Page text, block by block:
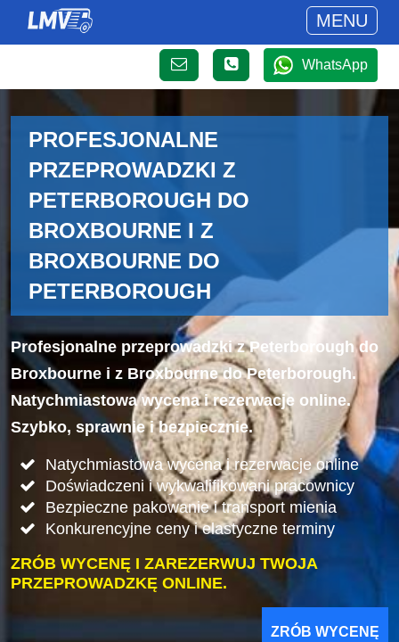
MENU
WhatsApp
PROFESJONALNE
PRZEPROWADZKI Z
PETERBOROUGH DO
BROXBOURNE I Z
BROXBOURNE DO
PETERBOROUGH
Profesjonalne przeprowadzki z Peterborough do
Broxbourne i z Broxbourne do Peterborough.
Natychmiastowa wycena i rezerwacje online.
Szybko, sprawnie i bezpiecznie.
Natychmiastowa wycena i rezerwacje online
Doświadczeni i wykwalifikowani pracownicy
Bezpieczne pakowanie i transport mienia
Konkurencyjne ceny i elastyczne terminy
ZRÓB WYCENĘ I ZAREZERWUJ TWOJA
PRZEPROWADZKĘ ONLINE.
ZRÓB WYCENĘ